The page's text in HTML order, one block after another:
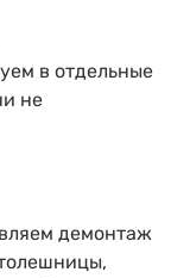
в отдельные
не
демонтаж